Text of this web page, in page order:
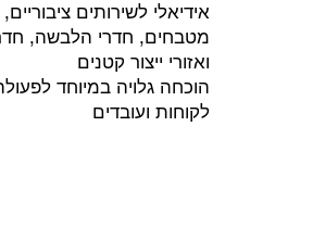
אידיאלי לשירותים ציבוריים,
מטבחים, חדרי הלבשה,
ואזורי ייצור קטנים
הוכחה גלויה במיוחד
לקוחות ועובדים